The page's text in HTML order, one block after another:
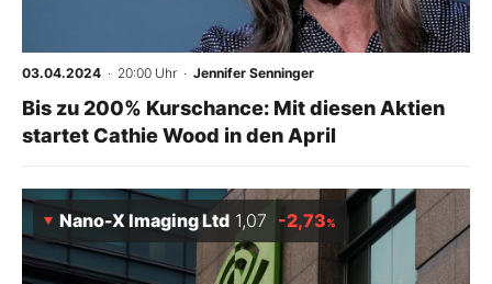
03.04.2024 · 20:00 Uhr · Jennifer Senninger
Bis zu 200% Kurschance: Mit diesen Aktien
startet Cathie Wood in den April
Nano-X Imaging Ltd 1,07 -2,73%